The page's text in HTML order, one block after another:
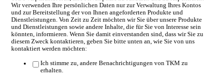
Wir verwenden Ihre persönlichen Daten nur zur Verwaltung Ihres Kontos
und zur Bereitstellung der von Ihnen angeforderten Produkte und
Dienstleistungen. Von Zeit zu Zeit möchten wir Sie über unsere Produkte
und Dienstleistungen sowie andere Inhalte, die für Sie von Interesse sein
könnten, informieren. Wenn Sie damit einverstanden sind, dass wir Sie zu
diesem Zweck kontaktieren, geben Sie bitte unten an, wie Sie von uns
kontaktiert werden möchten:
Ich stimme zu, andere Benachrichtigungen von TKM zu
erhalten.